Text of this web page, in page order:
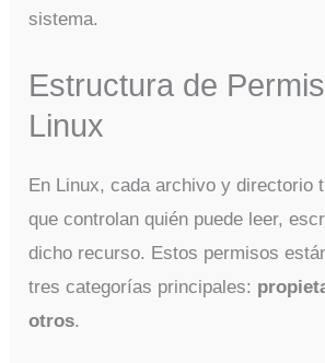
sistema.
Estructura de
Linux
En Linux, cada archivo y directorio
que controlan quién puede leer,
dicho recurso. Estos permisos
tres categorías principales:
otros.